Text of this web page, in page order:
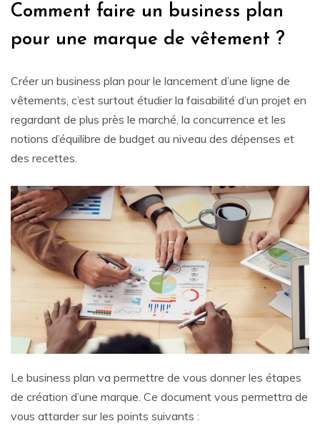
Comment faire un business plan
pour une marque de vêtement ?
Créer un business plan pour le lancement d’une ligne de
vêtements, c’est surtout étudier la faisabilité d’un projet en
regardant de plus près le marché, la concurrence et les
notions d’équilibre de budget au niveau des dépenses et
des recettes.
Le business plan va permettre de vous donner les étapes
de création d’une marque. Ce document vous permettra de
vous attarder sur les points suivants :